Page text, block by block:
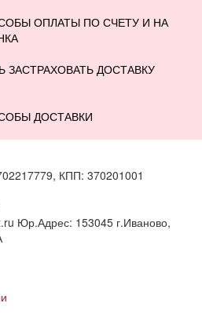
ОПЛАТЫ ПО СЧЕТУ И НА
ДОСТАВКУ
ДОСТАВКИ
КПП: 370201001
Юр.Адрес: 153045 г.Иваново,